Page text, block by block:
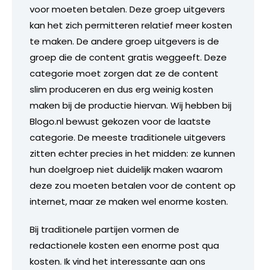
voor moeten betalen. Deze groep uitgevers
kan het zich permitteren relatief meer kosten
te maken. De andere groep uitgevers is de
groep die de content gratis weggeeft. Deze
categorie moet zorgen dat ze de content
slim produceren en dus erg weinig kosten
maken bij de productie hiervan. Wij hebben bij
Blogo.nl bewust gekozen voor de laatste
categorie. De meeste traditionele uitgevers
zitten echter precies in het midden: ze kunnen
hun doelgroep niet duidelijk maken waarom
deze zou moeten betalen voor de content op
internet, maar ze maken wel enorme kosten.
Bij traditionele partijen vormen de
redactionele kosten een enorme post qua
kosten. Ik vind het interessante aan ons